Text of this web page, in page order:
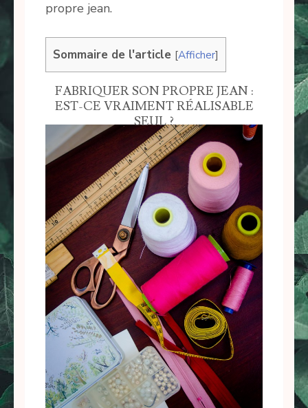
propre jean.
Sommaire de l'article [Afficher]
FABRIQUER SON PROPRE JEAN :
EST-CE VRAIMENT RÉALISABLE
SEUL ?